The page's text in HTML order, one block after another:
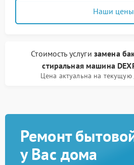
Наши цены
Стоимость услуги замена
стиральная машина
Цена актуальна на
Ремонт
у Вас дома